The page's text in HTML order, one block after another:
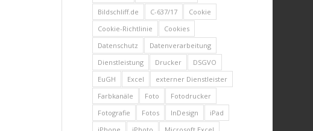
Bildschliff.de
C-637/17
Cookie
Cookie-Richtlinie
Cookies
Datenschutz
Datenverarbeitung
Dienstleistung
Drucker
DSGVO
EuGH
Excel
externer Dienstleister
Farbkanäle
Foto
Fotodrucker
Fotografie
Fotos InDesign
iPad